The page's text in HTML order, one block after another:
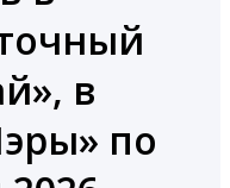
в
по